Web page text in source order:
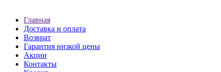
Главная
Доставка и оплата
Возврат
Гарантия низкой цены
Акции
Контакты